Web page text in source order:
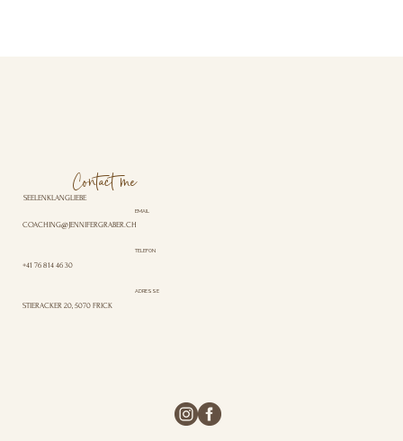
Contact me
SEELENKLANGLIEBE
EMAIL
COACHING@JENNIFERGRABER.CH
TELEFON
+41 76 814 46 30
ADRESSE
STIERACKER 20, 5070 FRICK